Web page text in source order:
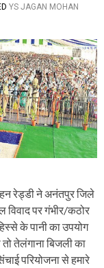
YS JAGAN MOHAN
रेड्डी ने अनंतपुर जिले
पर गंभीर/कठोर
के पानी का उपयोग
तेलंगाना बिजली का
परियोजना से हमारे